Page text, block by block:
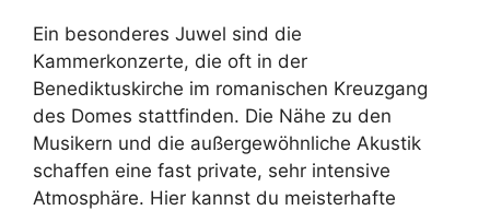
Ein besonderes Juwel sind die
Kammerkonzerte, die oft in der
Benediktuskirche im romanischen Kreuzgang
des Domes stattfinden. Die Nähe zu den
Musikern und die außergewöhnliche Akustik
schaffen eine fast private, sehr intensive
Atmosphäre. Hier kannst du meisterhafte